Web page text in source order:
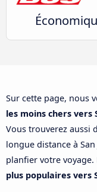
Sur cette page, nous
les moins chers vers
Vous trouverez aussi
longue distance à
planfier votre
plus populaires vers